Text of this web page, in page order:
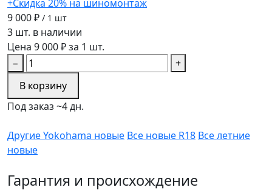
+Скидка 20% на шиномонтаж
9 000 ₽ / 1 шт
3 шт. в наличии
Цена 9 000 ₽ за 1 шт.
−
+
В корзину
Под заказ ~4 дн.
Другие Yokohama новые Все новые R18 Все летние
новые
Гарантия и происхождение